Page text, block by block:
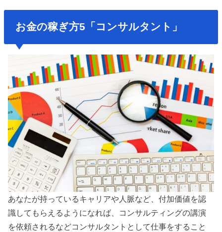
お金の稼ぎ方5「コンサルタント」
あなたが持っているキャリアや人脈など、付加価値を認
識してもらえるようになれば、コンサルティングの講演
を依頼されるなどコンサルタントとして仕事をすること